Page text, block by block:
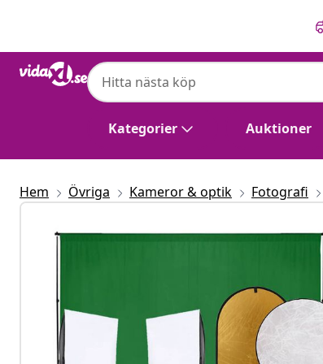
Kategorier Auktioner
Hem Övriga Kameror & optik Fotografi